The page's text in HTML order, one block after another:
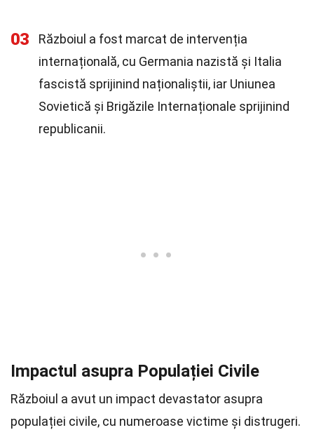
03
Războiul a fost marcat de intervenția
internațională, cu Germania nazistă și Italia
fascistă sprijinind naționaliștii, iar Uniunea
Sovietică și Brigăzile Internaționale sprijinind
republicanii.
Impactul asupra Populației Civile
Războiul a avut un impact devastator asupra
populației civile, cu numeroase victime și distrugeri.